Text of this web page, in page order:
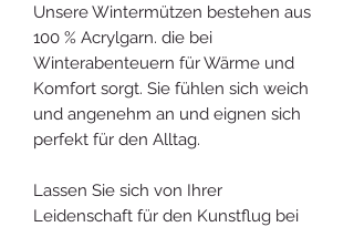
Unsere Wintermützen bestehen aus
100 % Acrylgarn. die bei
Winterabenteuern für Wärme und
Komfort sorgt. Sie fühlen sich weich
und angenehm an und eignen sich
perfekt für den Alltag.
Lassen Sie sich von Ihrer
Leidenschaft für den Kunstflug bei